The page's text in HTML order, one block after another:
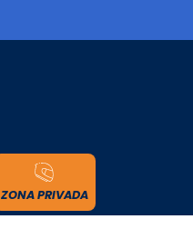
ZONA PRIVADA